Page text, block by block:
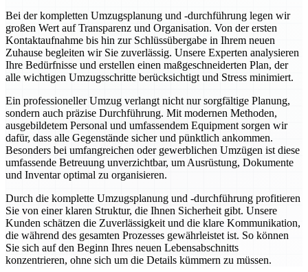
Bei der kompletten Umzugsplanung und -durchführung legen wir
großen Wert auf Transparenz und Organisation. Von der ersten
Kontaktaufnahme bis hin zur Schlüssübergabe in Ihrem neuen
Zuhause begleiten wir Sie zuverlässig. Unsere Experten analysieren
Ihre Bedürfnisse und erstellen einen maßgeschneiderten Plan, der
alle wichtigen Umzugsschritte berücksichtigt und Stress minimiert.
Ein professioneller Umzug verlangt nicht nur sorgfältige Planung,
sondern auch präzise Durchführung. Mit modernen Methoden,
ausgebildetem Personal und umfassendem Equipment sorgen wir
dafür, dass alle Gegenstände sicher und pünktlich ankommen.
Besonders bei umfangreichen oder gewerblichen Umzügen ist diese
umfassende Betreuung unverzichtbar, um Ausrüstung, Dokumente
und Inventar optimal zu organisieren.
Durch die komplette Umzugsplanung und -durchführung profitieren
Sie von einer klaren Struktur, die Ihnen Sicherheit gibt. Unsere
Kunden schätzen die Zuverlässigkeit und die klare Kommunikation,
die während des gesamten Prozesses gewährleistet ist. So können
Sie sich auf den Beginn Ihres neuen Lebensabschnitts
konzentrieren, ohne sich um die Details kümmern zu müssen.